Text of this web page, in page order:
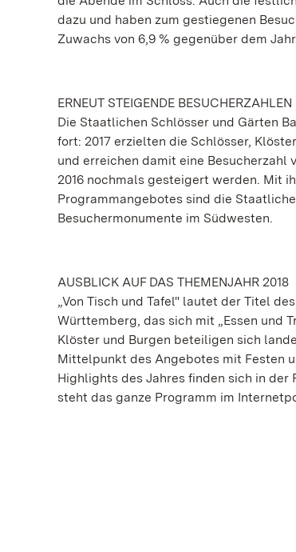
dazu und haben zum gestiegenen
Zuwachs von 6,9 % gegenüber dem Jahr
ERNEUT STEIGENDE BESUCHERZAHLEN
Die Staatlichen Schlösser und Gärten
fort: 2017 erzielten die Schlösser,
und erreichen damit eine Besucherzahl
2016 nochmals gesteigert werden. Mit
Programmangebotes sind die
Besuchermonumente im Südwesten.
AUSBLICK AUF DAS THEMENJAHR 2018
„Von Tisch und Tafel" lautet der Titel
Württemberg, das sich mit „Essen und
Klöster und Burgen beteiligen sich
Mittelpunkt des Angebotes mit Festen
Highlights des Jahres finden sich in der
steht das ganze Programm im